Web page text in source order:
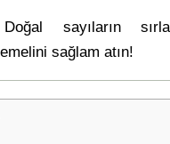
sayıların
sağlam atın!